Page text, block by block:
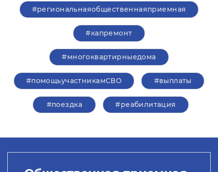
#региональнаяобщественнаяприемная
#капремонт
#многоквартирныедома
#помощьучастникамСВО #выплаты
#поездка #реабилитация